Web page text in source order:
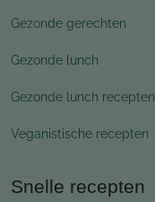
Gezonde gerechten
Gezonde lunch
Gezonde lunch recepten
Veganistische recepten
Snelle recepten